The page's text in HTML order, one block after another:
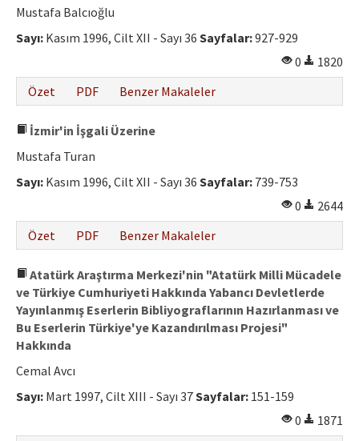
Mustafa Balcıoğlu
Sayı: Kasım 1996, Cilt XII - Sayı 36 Sayfalar:927-929
0
1820
Özet
PDF Benzer Makaleler
İzmir'in İşgali Üzerine
Mustafa Turan
Sayı: Kasım 1996, Cilt XII - Sayı 36 Sayfalar: 739-753
0
2644
Özet
PDF Benzer Makaleler
Atatürk Araştırma Merkezi'nin "Atatürk Milli Mücadele
ve Türkiye Cumhuriyeti Hakkında Yabancı Devletlerde
Yayınlanmış Eserlerin Bibliyograflarının Hazırlanması ve
Bu Eserlerin Türkiye'ye Kazandırılması Projesi"
Hakkında
Cemal Avcı
Sayı: Mart 1997, Cilt XIII - Sayı 37Sayfalar: 151-159
0
1871